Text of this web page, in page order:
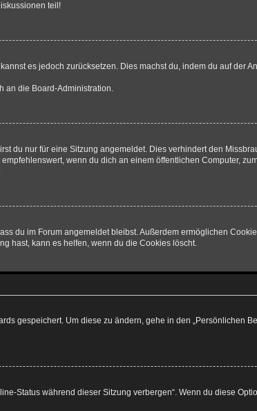
teil!
es jedoch zurücksetzen. Dies machst du, indem du auf der
an die Board-Administration.
du nur für eine Sitzung angemeldet. Dies verhindert den
wenn du dich an einem öffentlichen Computer,
du im Forum angemeldet bleibst. Außerdem ermöglichen
hast, kann es helfen, wenn du die Cookies löscht.
gespeichert. Um diese zu ändern, gehe in den „Persönlichen
Status während dieser Sitzung verbergen“. Wenn du diese